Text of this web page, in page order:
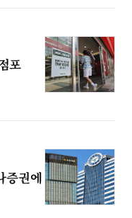
포
증권에